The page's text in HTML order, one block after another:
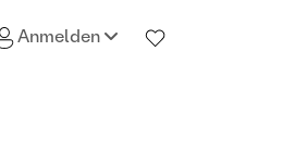
Anmelden